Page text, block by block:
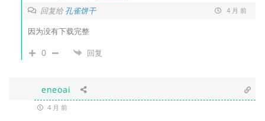
回复给孔雀饼干 4 月 前
因为没有下载完整
0 回复
eneoai
4 月 前